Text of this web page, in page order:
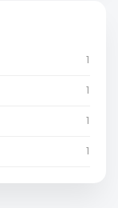
1
1
1
1